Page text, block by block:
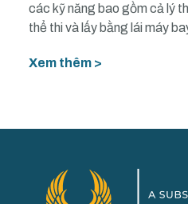
các kỹ năng bao gồm cả lý
thể thi và lấy bằng lái máy
Xem thêm >